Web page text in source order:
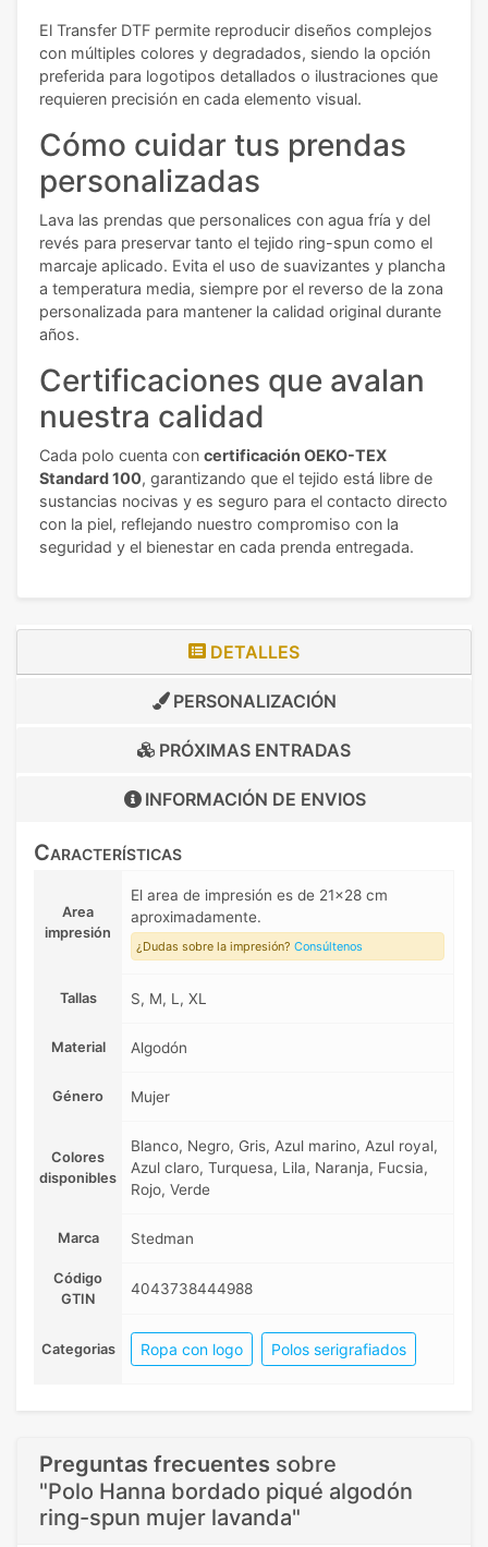
El Transfer DTF permite reproducir diseños complejos
con múltiples colores y degradados, siendo la opción
preferida para logotipos detallados o ilustraciones que
requieren precisión en cada elemento visual.
Cómo cuidar tus prendas
personalizadas
Lava las prendas que personalices con agua fría y del
revés para preservar tanto el tejido ring-spun como el
marcaje aplicado. Evita el uso de suavizantes y plancha
a temperatura media, siempre por el reverso de la zona
personalizada para mantener la calidad original durante
años.
Certificaciones que avalan
nuestra calidad
Cada polo cuenta con certificación OEKO-TEX
Standard 100, garantizando que el tejido está libre de
sustancias nocivas y es seguro para el contacto directo
con la piel, reflejando nuestro compromiso con la
seguridad y el bienestar en cada prenda entregada.
DETALLES
PERSONALIZACIÓN
PRÓXIMAS ENTRADAS
INFORMACIÓN DE ENVIOS
Características
Area
impresión
El area de impresión es de 21x28 cm
aproximadamente.
¿Dudas sobre la impresión? Consúltenos
Tallas S, M, L, XL
Material Algodón
Género Mujer
Colores
disponibles
Blanco, Negro, Gris, Azul marino, Azul royal,
Azul claro, Turquesa, Lila, Naranja, Fucsia,
Rojo, Verde
Marca Stedman
Código
GTIN
4043738444988
Categorias Ropa con logo Polos serigrafiados
Preguntas frecuentes sobre
"Polo Hanna bordado piqué algodón
ring-spun mujer lavanda"